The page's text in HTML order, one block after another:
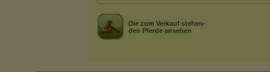
Die zum Verkauf stehen-
den Pferde ansehen